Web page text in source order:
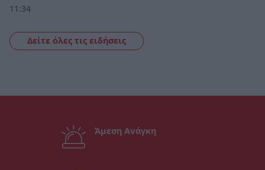
11:34
Δείτε όλες τις ειδήσεις
Άμεση Ανάγκη